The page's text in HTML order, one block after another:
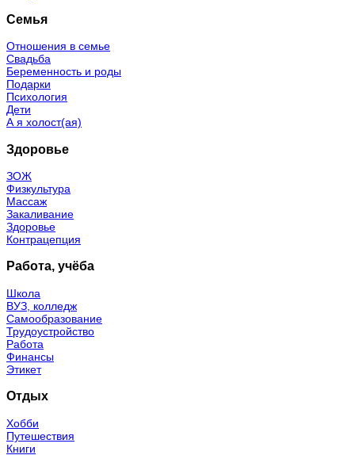
Семья
Отношения в семье
Свадьба
Беременность и роды
Подарки
Психология
Дети
А я холост(ая)
Здоровье
ЗОЖ
Физкультура
Массаж
Закаливание
Здоровье
Контрацепция
Работа, учёба
Школа
ВУЗ, колледж
Самообразование
Трудоустройство
Работа
Финансы
Этикет
Отдых
Хобби
Путешествия
Книги